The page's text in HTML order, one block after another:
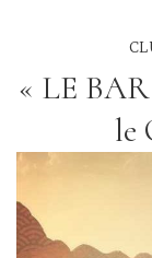
« LE
le